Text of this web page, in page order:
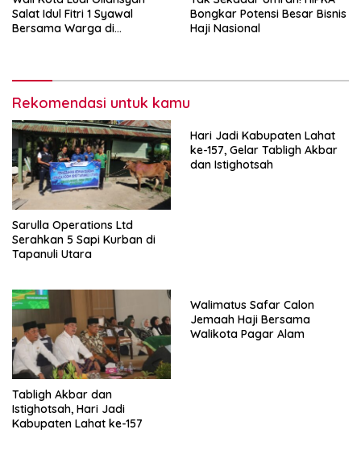
Salat Idul Fitri 1 Syawal
Bersama Warga di
Bongkar Potensi Besar Bisnis
Haji Nasional
Rekomendasi untuk kamu
Sarulla Operations Ltd
Serahkan 5 Sapi Kurban di
Tapanuli Utara
Hari Jadi Kabupaten Lahat
ke-157, Gelar Tabligh Akbar
dan Istighotsah
Tabligh Akbar dan
Istighotsah, Hari Jadi
Kabupaten Lahat ke-157
Walimatus Safar Calon
Jemaah Haji Bersama
Walikota Pagar Alam